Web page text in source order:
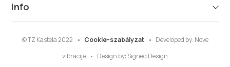
Info
© TZ Kastela 2022 Cookie-szabályzat Developed by: Nove
vibracije
Design by: Signed Design